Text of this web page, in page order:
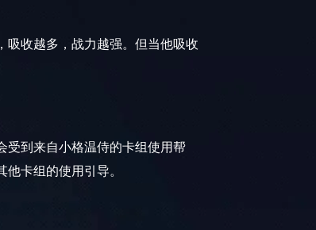
收越多，战力越强。但当他吸收
到来自小格温侍的卡组使用帮
卡组的使用引导。